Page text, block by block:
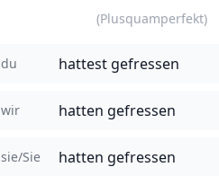
(Plusquamperfekt)
du hattest gefressen
wir hatten gefressen
sie/Sie hatten gefressen